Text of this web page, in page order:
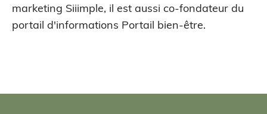
marketing Siiimple, il est aussi co-fondateur du
portail d'informations Portail bien-être.